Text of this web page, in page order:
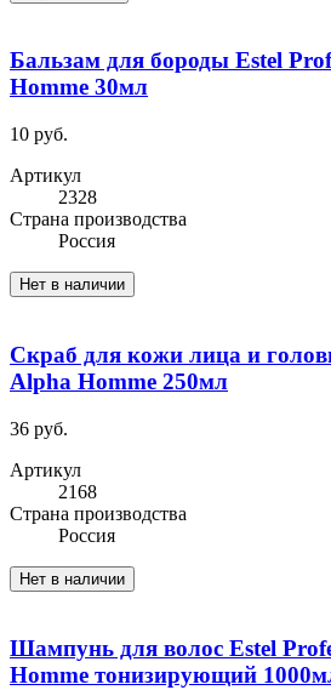
Бальзам для бороды Estel
Homme 30мл
10 руб.
Артикул
2328
Cтрана производства
Россия
Нет в наличии
Скраб для кожи лица и
Alpha Homme 250мл
36 руб.
Артикул
2168
Cтрана производства
Россия
Нет в наличии
Шампунь для волос Estel
Homme тонизирующий